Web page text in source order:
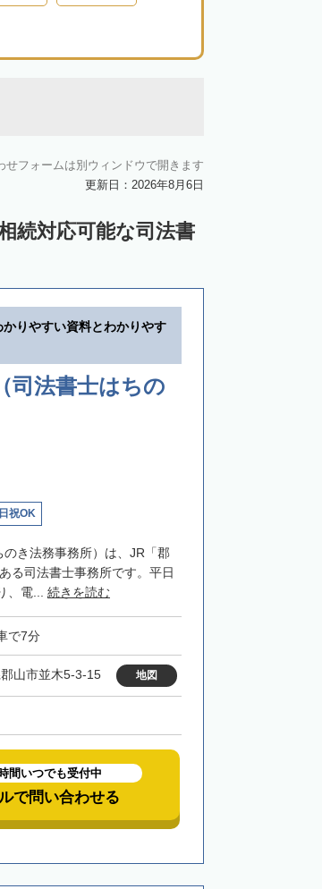
フォームは別ウィンドウで開きます
更新日：2026年8月6日
続対応可能な司法書
かりやすい資料とわかりやす
司法書士はちの
祝OK
き法務事務所）は、JR「郡
る司法書士事務所です。平日
、電... 続きを読む
で7分
山市並木5-3-15 地図
間いつでも受付中
で問い合わせる